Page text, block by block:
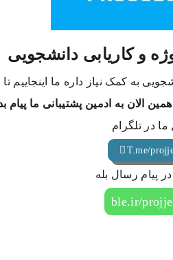
و کاریابی دانشجویی
به کمک نیاز داره ما اینجاییم
الان به ادمین پشتیبانی ما پیام
ما در تلگرام
T.me/
پیام رسال بله
ble.ir/